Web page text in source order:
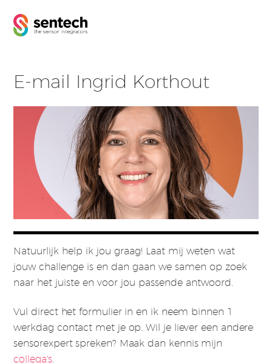
E-mail Ingrid Korthout
Natuurlijk help ik jou graag! Laat mij weten wat
jouw challenge is en dan gaan we samen op zoek
naar het juiste en voor jou passende antwoord.
Vul direct het formulier in en ik neem binnen 1
werkdag contact met je op. Wil je liever een andere
sensorexpert spreken? Maak dan kennis mijn
collega's.